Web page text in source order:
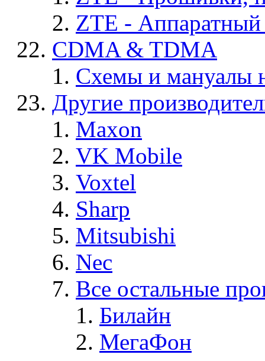
ZTE -
CDMA & TDMA
Схемы и мануалы
Другие
Maxon
VK Mobile
Voxtel
Sharp
Mitsubishi
Nec
Все остальные
Билайн
МегаФон